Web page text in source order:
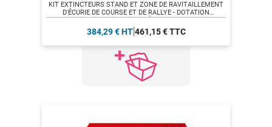
KIT EXTINCTEURS STAND ET ZONE DE RAVITAILLEMENT
D'ÉCURIE DE COURSE ET DE RALLYE - DOTATION
384,29 € HT 461,15 € TTC